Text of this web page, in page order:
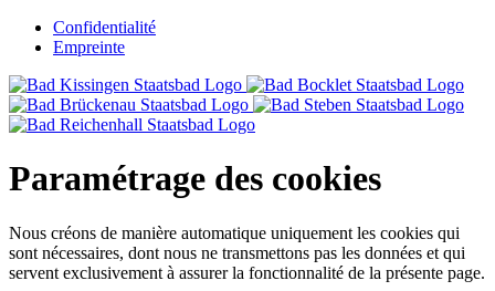
Confidentialité
Empreinte
Paramétrage des cookies
Nous créons de manière automatique uniquement les cookies qui
sont nécessaires, dont nous ne transmettons pas les données et qui
servent exclusivement à assurer la fonctionnalité de la présente page.